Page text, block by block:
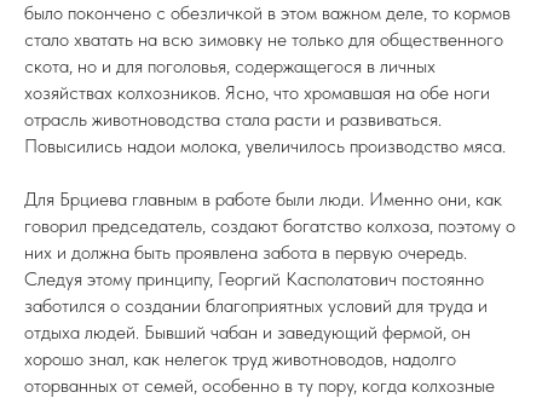
было покончено с обезличкой в этом важном деле, то кормов
стало хватать на всю зимовку не только для общественного
скота, но и для поголовья, содержащегося в личных
хозяйствах колхозников. Ясно, что хромавшая на обе ноги
отрасль животноводства стала расти и развиваться.
Повысились надои молока, увеличилось производство мяса.
Для Брциева главным в работе были люди. Именно они, как
говорил председатель, создают богатство колхоза, поэтому о
них и должна быть проявлена забота в первую очередь.
Следуя этому принципу, Георгий Касполатович постоянно
заботился о создании благоприятных условий для труда и
отдыха людей. Бывший чабан и заведующий фермой, он
хорошо знал, как нелегок труд животноводов, надолго
оторванных от семей, особенно в ту пору, когда колхозные